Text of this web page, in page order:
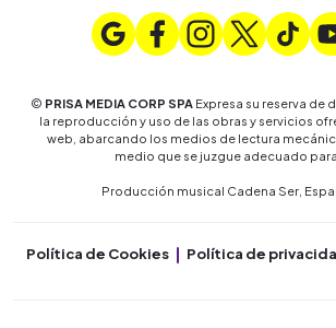
© PRISA MEDIA CORP SPAExpresa su reserva de
la reproducción y uso de las obras y servicios
web, abarcando los medios de lectura
medio que se juzgue adecuado para
Producción musical Cadena Ser,
Política de Cookies Política de